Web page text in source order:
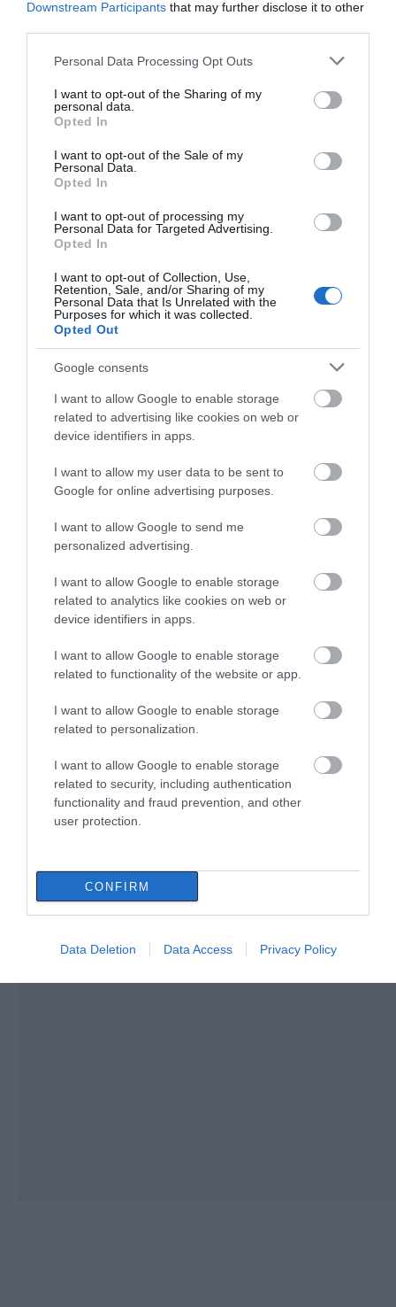
Downstream Participants that may further disclose it to other
Please note that this website/app uses one or more Google
not limited to your visit or usage behaviour. You may click to
grant or deny consent to Google and its third-party tags to
use your data for below specified purposes in below Google
consent section.
Personal Data Processing Opt Outs
I want to opt-out of the Sharing of my
personal data.
Opted In
I want to opt-out of the Sale of my
Personal Data.
Opted In
I want to opt-out of processing my
Personal Data for Targeted Advertising.
Opted In
I want to opt-out of Collection, Use,
Retention, Sale, and/or Sharing of my
Personal Data that Is Unrelated with the
Purposes for which it was collected.
Opted Out
Google consents
I want to allow Google to enable storage
related to advertising like cookies on web or
device identifiers in apps.
I want to allow my user data to be sent to
Google for online advertising purposes.
I want to allow Google to send me
personalized advertising.
I want to allow Google to enable storage
related to analytics like cookies on web or
device identifiers in apps.
I want to allow Google to enable storage
related to functionality of the website or app.
I want to allow Google to enable storage
related to personalization.
I want to allow Google to enable storage
related to security, including authentication
functionality and fraud prevention, and other
user protection.
CONFIRM
Data Deletion Data Access Privacy Policy
χαρτοφυλάκιο έργων ΑΠΕ
08.08.2026 | 14:40
Σήμερα το μεγαλύτερο πανηγύρι
του καλοκαιριού στην Εύβοια
08.08.2026 | 14:20
Συρροή πιστών σε αυτό το
08.08.2026 | 14:00
Έξοδος Αυγούστου: Οι Αθηναίοι
«ψηφίζουν» Εύβοια για τις
διακοπές τους!
08.08.2026 | 13:40
Μεταφορές χρημάτων: Σε ποιες
φόρο από 10% έως 40%
08.08.2026 | 13:20
Εικόνες σοκ σε κοιμητήριο της
Εύβοιας: Δείτε τι έκαναν
08.08.2026 | 13:00
Α. Ο. Χαλκίς: Πρώτο φιλικό σήμερα
Τι γίνεται με τις τσούχτρες στην
Εύβοια;
αύριο στην Εύβοια! Συνεδρίασε η
επιτροπή εκτίμησης κινδύνου
08.08.2026 | 12:00
Φωτιά στη Βοιωτία:
Έκτακτα μέτρα
στήριξης για την
εστίαση ζητά η ΠΣτΕ
Όμιλος ΔΕΗ: Νέα
συμφωνία για
ΑΠΕ
Μεταφορές χρημάτων:
ΑΑΔΕ επιβάλλει φόρο
από 10% έως 40%
πάρουν διπλάσια
σύνταξη τον Αύγουστο
Νέο επίδομα 600 ευρώ
για σπουδαστές: Οι
Πότε θα πληρωθούν οι
συντάξεις Σεπτεμβρίου